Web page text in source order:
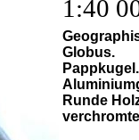
1:40
Globus.
Pappkugel.
Runde